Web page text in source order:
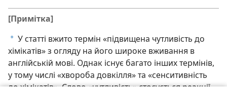
[Примітка]
a У статті вжито термін «підвищена чутливість до
хімікатів» з огляду на його широке вживання в
англійській мові. Однак існує багато інших термінів,
у тому числі «хвороба довкілля» та «сенситивність